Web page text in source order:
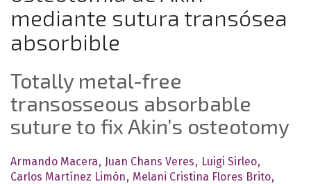
mediante sutura transósea
absorbible
Totally metal-free
transosseous absorbable
suture to fix Akin’s osteotomy
Armando Macera Juan Chans Veres
Luigi Sirleo
Carlos Martínez Limón
Melani Cristina Flores Brito